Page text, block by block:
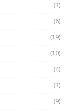
(3)
(6)
(19)
(10)
(4)
(3)
(9)